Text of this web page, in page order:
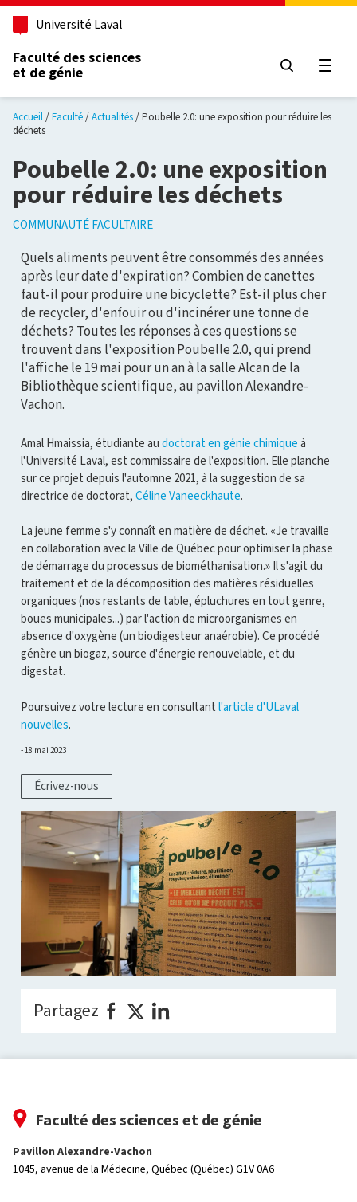
Aller au contenu principal
Université Laval
Faculté des sciences
et de génie
Accueil Faculté Actualités
Poubelle 2.0: une exposition pour réduire les
déchets
Poubelle 2.0: une exposition
pour réduire les déchets
COMMUNAUTÉ FACULTAIRE
Quels aliments peuvent être consommés des années
après leur date d'expiration? Combien de canettes
faut-il pour produire une bicyclette? Est-il plus cher
de recycler, d'enfouir ou d'incinérer une tonne de
déchets? Toutes les réponses à ces questions se
trouvent dans l'exposition Poubelle 2.0, qui prend
l'affiche le 19 mai pour un an à la salle Alcan de la
Bibliothèque scientifique, au pavillon Alexandre-
Vachon.
Amal Hmaissia, étudiante au doctorat en génie chimique à
l'Université Laval, est commissaire de l'exposition. Elle planche
sur ce projet depuis l'automne 2021, à la suggestion de sa
directrice de doctorat, Céline Vaneeckhaute.
La jeune femme s'y connaît en matière de déchet. «Je travaille
en collaboration avec la Ville de Québec pour optimiser la phase
de démarrage du processus de biométhanisation.» Il s'agit du
traitement et de la décomposition des matières résiduelles
organiques (nos restants de table, épluchures en tout genre,
boues municipales...) par l'action de microorganismes en
absence d'oxygène (un biodigesteur anaérobie). Ce procédé
génère un biogaz, source d'énergie renouvelable, et du
digestat.
Poursuivez votre lecture en consultant l'article d'ULaval
nouvelles.
18 mai 2023
Écrivez-nous
Partagez
Faculté des sciences et de génie
Pavillon Alexandre-Vachon
1045, avenue de la Médecine, Québec (Québec) G1V 0A6